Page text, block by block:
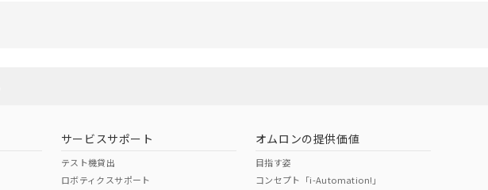
サービスサポート
テスト機貸出
ロボティクスサポート
オムロンの提供価値
目指す姿
コンセプト「i-Automation!」